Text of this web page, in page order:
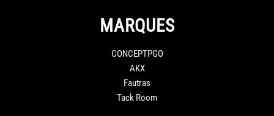
MARQUES
CONCEPTPGO
AKX
Fautras
Tack Room